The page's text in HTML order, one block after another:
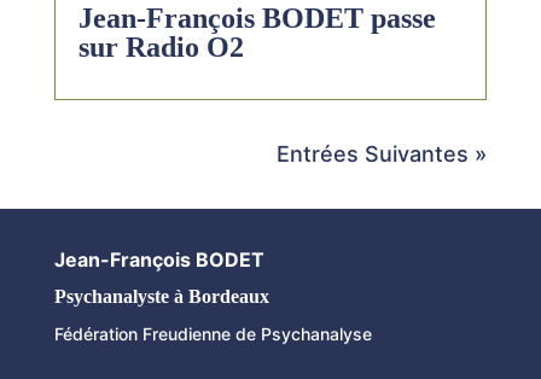
Jean-François BODET passe
sur Radio O2
Entrées Suivantes »
Jean-François BODET
Psychanalyste à Bordeaux
Fédération Freudienne de Psychanalyse